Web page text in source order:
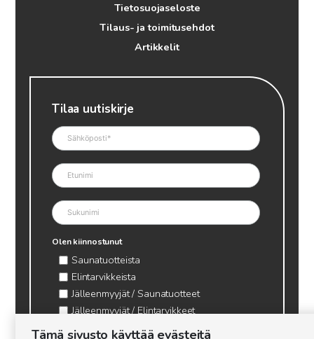
Tietosuojaseloste
Tilaus- ja toimitusehdot
Artikkelit
Tilaa uutiskirje
Olen kiinnostunut
Saunatuotteista
Elintarvikkeista
Jälleenmyyjät / Saunatuotteet
Jälleenmyyjät / Elintarvikkeet
Kynttilätarvikkeet & mehiläisvaha
Tämä sivusto käyttää evästeitä